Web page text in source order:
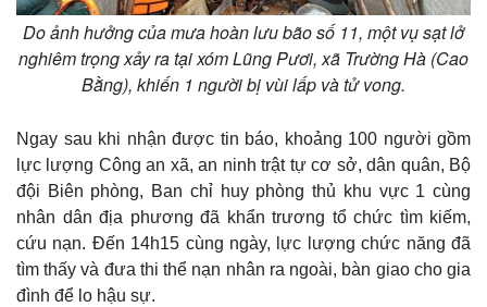
Do ảnh hưởng của mưa hoàn lưu bão số 11, một vụ sạt lở
nghiêm trọng xảy ra tại xóm Lũng Pươi, xã Trường Hà (Cao
Bằng), khiến 1 người bị vùi lấp và tử vong.
Ngay sau khi nhận được tin báo, khoảng 100 người gồm
lực lượng Công an xã, an ninh trật tự cơ sở, dân quân, Bộ
đội Biên phòng, Ban chỉ huy phòng thủ khu vực 1 cùng
nhân dân địa phương đã khẩn trương tổ chức tìm kiếm,
cứu nạn. Đến 14h15 cùng ngày, lực lượng chức năng đã
tìm thấy và đưa thi thể nạn nhân ra ngoài, bàn giao cho gia
đình để lo hậu sự.